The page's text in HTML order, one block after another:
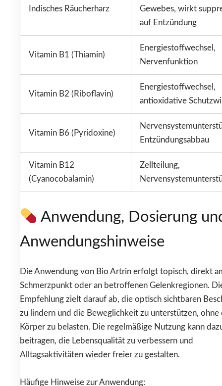
Indisches Räucherharz
Gewebes, wirkt
auf Entzündung
Vitamin B1 (Thiamin)
Energiestoffwechsel,
Nervenfunktion
Vitamin B2 (Riboflavin)
Energiestoffwechsel,
antioxidative
Vitamin B6 (Pyridoxine)
Entzündungsabbau
Vitamin B12
(Cyanocobalamin)
Zellteilung,
Anwendung, Dosierung
Anwendungshinweise
Die Anwendung von Bio Artrin erfolgt topisch, direkt
Schmerzpunkt oder an betroffenen Gelenkregionen.
Empfehlung zielt darauf ab, die optisch sichtbaren
zu lindern und die Beweglichkeit zu unterstützen, ohne
Körper zu belasten. Die regelmäßige Nutzung kann
beitragen, die Lebensqualität zu verbessern und
Alltagsaktivitäten wieder freier zu gestalten.
Häufige Hinweise zur Anwendung: